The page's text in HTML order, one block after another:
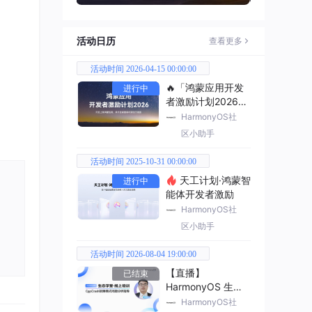
活动日历 查看更多
活动时间 2026-04-15 00:00:00
进行中
🔥「鸿蒙应用开发
者激励计划2026」
已开启HarmonyOS社
区小助手
活动时间 2025-10-31 00:00:00
进行中
能体开发者激励
HarmonyOS社
区小助手
活动时间 2026-08-04 19:00:00
已结束
【直播】
HarmonyOS 生态
学堂·线上培训
HarmonyOS社